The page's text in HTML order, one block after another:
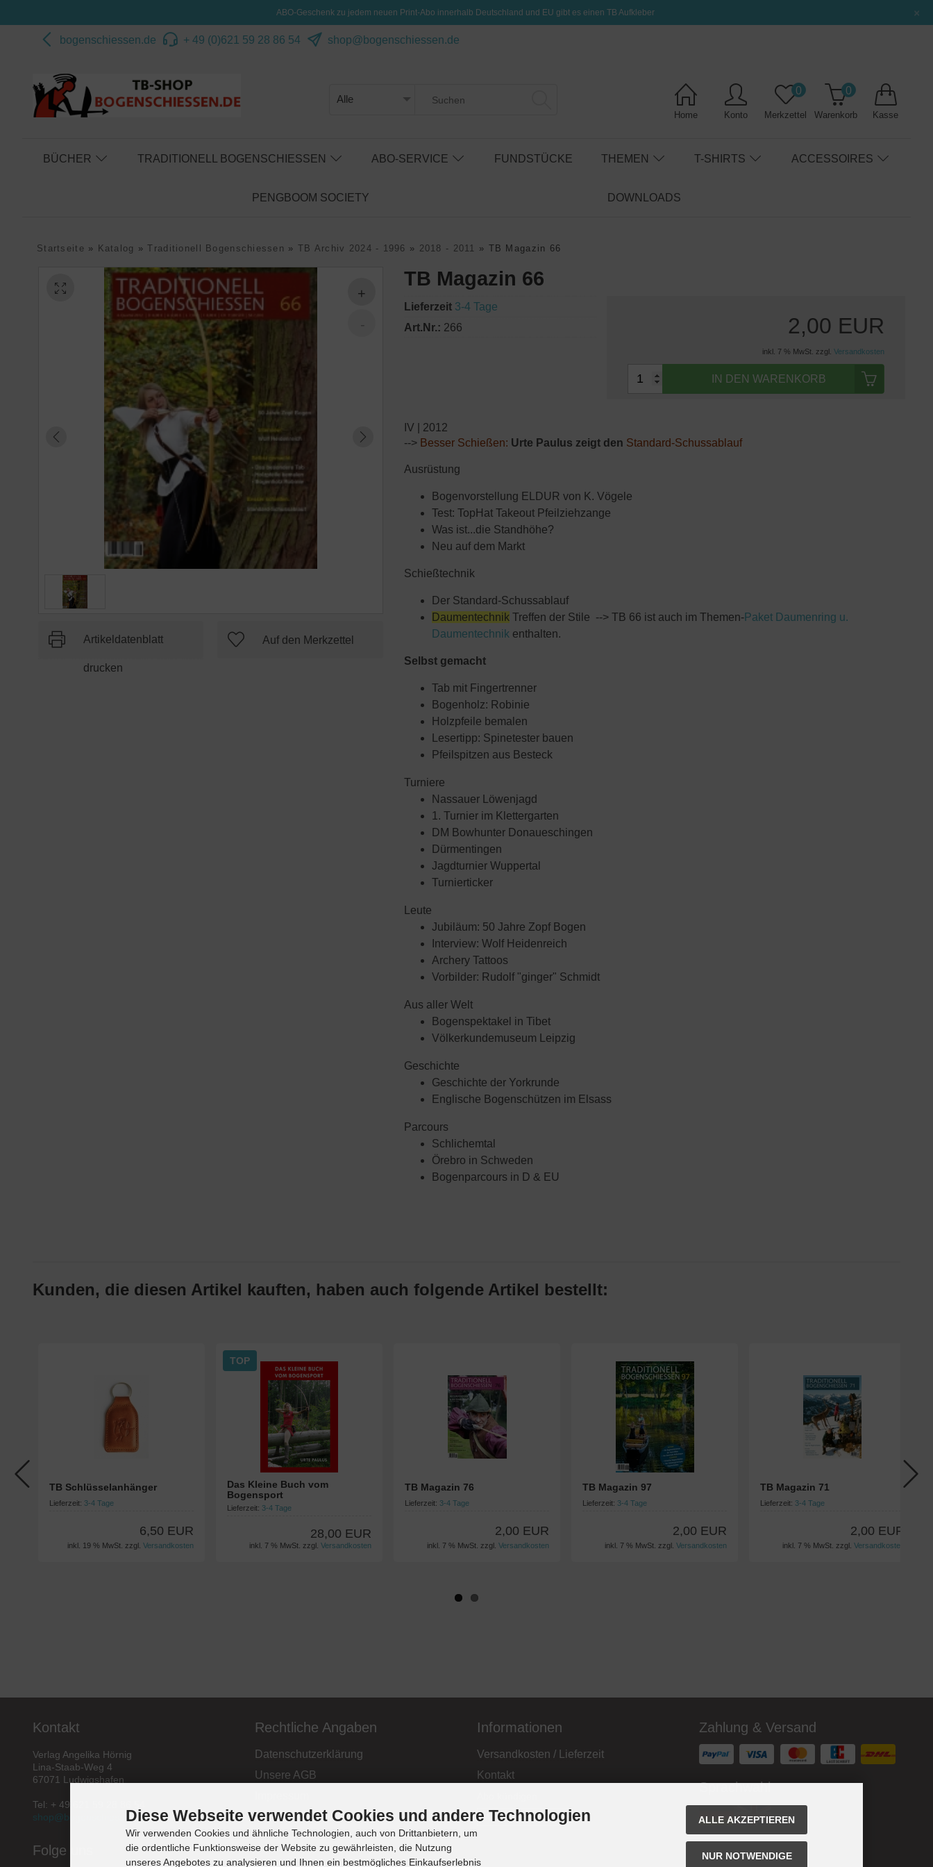
ABO-Geschenk zu jedem neuen Print-Abo innerhalb Deutschland und EU gibt es einen TB Aufkleber ×
bogenschiessen.de + 49 (0)621 59 28 86 54 shop@bogenschiessen.de
Home Konto Merkzettel
0
Warenkorb
0
Kasse
BÜCHER TRADITIONELL BOGENSCHIESSEN ABO-SERVICE FUNDSTÜCKE THEMEN T-SHIRTS ACCESSOIRES
PENGBOOM SOCIETY DOWNLOADS
Startseite » Katalog »Traditionell Bogenschiessen » TB Archiv 2024 - 1996 » 2018 - 2011 » TB Magazin 66
Artikeldatenblatt
drucken
TB Magazin 66
Lieferzeit 3-4 Tage
Art.Nr.: 266 2,00 EUR
inkl. 7 % MwSt. zzgl. Versandkosten
IN DEN WARENKORB
IV | 2012
-->Besser Schießen: Urte Paulus zeigt den Standard-Schussablauf
Ausrüstung
Bogenvorstellung ELDUR von K. Vögele
Test: TopHat Takeout Pfeilziehzange
Was ist...die Standhöhe?
Neu auf dem Markt
Schießtechnik
Der Standard-Schussablauf
Daumentechnik Treffen der Stile --> TB 66 ist auch im Themen-Paket Daumenring u.
Daumentechnik enthalten.
Selbst gemacht
Tab mit Fingertrenner
Bogenholz: Robinie
Holzpfeile bemalen
Lesertipp: Spinetester bauen
Pfeilspitzen aus Besteck
Turniere
Nassauer Löwenjagd
1. Turnier im Klettergarten
DM Bowhunter Donaueschingen
Dürmentingen
Jagdturnier Wuppertal
Turnierticker
Leute
Jubiläum: 50 Jahre Zopf Bogen
Interview: Wolf Heidenreich
Archery Tattoos
Vorbilder: Rudolf "ginger" Schmidt
Aus aller Welt
Bogenspektakel in Tibet
Völkerkundemuseum Leipzig
Geschichte
Geschichte der Yorkrunde
Englische Bogenschützen im Elsass
Parcours
Schlichemtal
Örebro in Schweden
Bogenparcours in D & EU
Kunden, die diesen Artikel kauften, haben auch folgende Artikel bestellt:
TB Schlüsselanhänger
Lieferzeit: 3-4 Tage
6,50 EUR
inkl. 19 % MwSt. zzgl. Versandkosten
Das Kleine Buch vom
Bogensport
Lieferzeit: 3-4 Tage
28,00 EUR
inkl. 7 % MwSt. zzgl. Versandkosten
TOP
TB Magazin 76
Lieferzeit: 3-4 Tage
2,00 EUR
inkl. 7 % MwSt. zzgl. Versandkosten
TB Magazin 97
Lieferzeit: 3-4 Tage
2,00 EUR
inkl. 7 % MwSt. zzgl. Versandkosten
TB Magazin 71
Lieferzeit: 3-4 Tage
2,00 EUR
inkl. 7 % MwSt. zzgl. Versandkosten
Kontakt
Verlag Angelika Hörnig
Lina-Staab-Weg 4
67071 Ludwigshafen
Tel: + 49 621 59 28 86 54
shop@bogenschiessen.de
Folge uns
Rechtliche Angaben
Datenschutzerklärung
Unsere AGB
Widerrufsbelehrung
Informationen
Versandkosten / Lieferzeit
Kontakt
Widerrufsformular
Zahlung & Versand
Sprachwahl
Diese Webseite verwendet Cookies und andere Technologien
Wir verwenden Cookies und ähnliche Technologien, auch von Drittanbietern, um
die ordentliche Funktionsweise der Website zu gewährleisten, die Nutzung
unseres Angebotes zu analysieren und Ihnen ein bestmögliches Einkaufserlebnis
ALLE AKZEPTIEREN
NUR NOTWENDIGE